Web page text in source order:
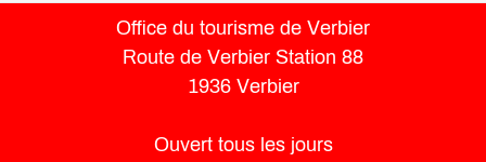
Office du tourisme de Verbier
Route de Verbier Station 88
1936 Verbier
Ouvert tous les jours